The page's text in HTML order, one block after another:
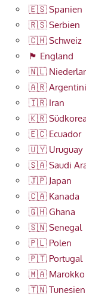
🇪🇸 Spanien
🇷🇸 Serbien
🇨🇭 Schweiz
🏴󠁧󠁢󠁥󠁮󠁧󠁿 England
🇳🇱
🇦🇷
🇮🇷 Iran
🇰🇷 Südkorea
🇪🇨 Ecuador
🇺🇾 Uruguay
🇸🇦 Saudi
🇯🇵 Japan
🇨🇦 Kanada
🇬🇭 Ghana
🇸🇳 Senegal
🇵🇱 Polen
🇵🇹 Portugal
🇲🇦 Marokko
🇹🇳 Tunesien